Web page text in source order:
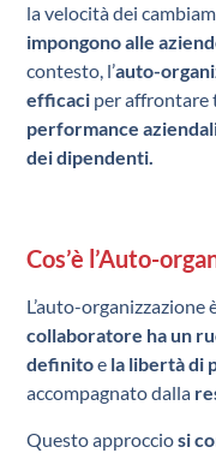
la velocità dei
impongono alle
contesto, l’auto-
efficaci per affrontare
performance
dei dipendenti.
Cos’è l’Auto-
L’auto-
collaboratore ha un
definitoe la libertà di
accompagnato dalla
Questo approcciosi